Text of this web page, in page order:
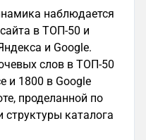
наблюдается
в ТОП-50 и
и Google.
слов в ТОП-50
и 1800 в Google
проделанной по
каталога